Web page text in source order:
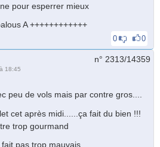
pour esperrer mieux
A ++++++++++++
0 0
18:45
n° 2313/14359
peu de vols mais par contre gros....
cet après midi......ça fait du bien !!!
trop gourmand
pas trop mauvais